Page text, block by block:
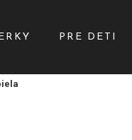
PRE DETI